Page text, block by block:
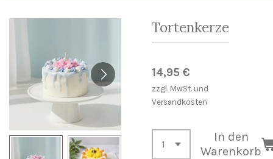
Tortenkerze
14,95 €
zzgl. MwSt. und
Versandkosten
In den
Warenkorb